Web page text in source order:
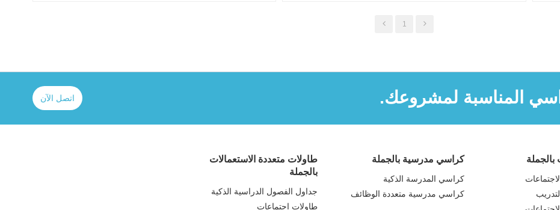
1
المناسبة لمشروعك. اتصل الآن
كراسي مدرسية بالجملة
كراسي المدرسة الذكية
كراسي مدرسية متعددة الوظائف
طاولات متعددة الاستعمالات
بالجملة
جداول الفصول الدراسية الذكية
طاولات اجتماعات